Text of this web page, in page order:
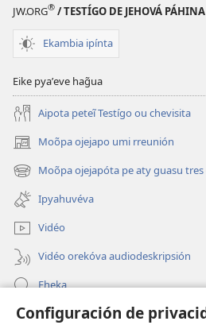
Configuración de
JW.ORG® / TESTÍGO DE JEHOVÁ
Ekambia ipínta
Eike pyaʼeve hag̃ua
Aipota peteĩ Testígo ou chevisita
Moõpa ojejapo umi rreunión
(abre
una
nueva
ventana)
Moõpa ojejapóta pe aty guasu
(abre
una
nueva
ventana)
Ipyahuvéva
Vidéo
Vidéo orekóva audiodeskripsión
Eheka
Ayuda